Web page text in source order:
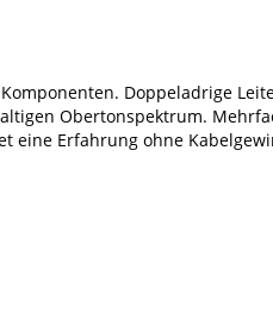
Doppeladrige
Obertonspektrum.
eine Erfahrung ohne